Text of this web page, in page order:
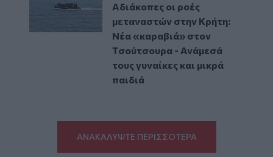
Αδιάκοπες οι ροές
μεταναστών στην Κρήτη:
Νέα «καραβιά» στον
Τσούτσουρα - Ανάμεσά
τους γυναίκες και μικρά
παιδιά
ΑΝΑΚΑΛΥΨΤΕ ΠΕΡΙΣΣΟΤΕΡΑ